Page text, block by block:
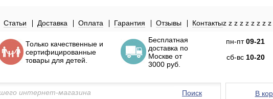
z z z z z
Статьи z
Доставка z
Оплата z
Гарантия z
Отзывы Контакты
Только качественные и
сертифицированные
товары для детей.
Бесплатная
доставка по
Москве от
3000 руб.
пн-пт09-21
сб-вс 10-20
В
Поиск